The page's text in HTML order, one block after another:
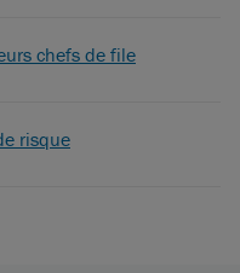
chefs de file
risque